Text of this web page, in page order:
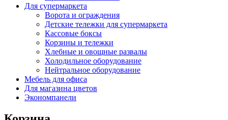
Для супермаркета
Ворота и ограждения
Детские тележки для супермаркета
Кассовые боксы
Корзины и тележки
Хлебные и овощные развалы
Холодильное оборудование
Нейтральное оборудование
Мебель для офиса
Для магазина цветов
Экономпанели